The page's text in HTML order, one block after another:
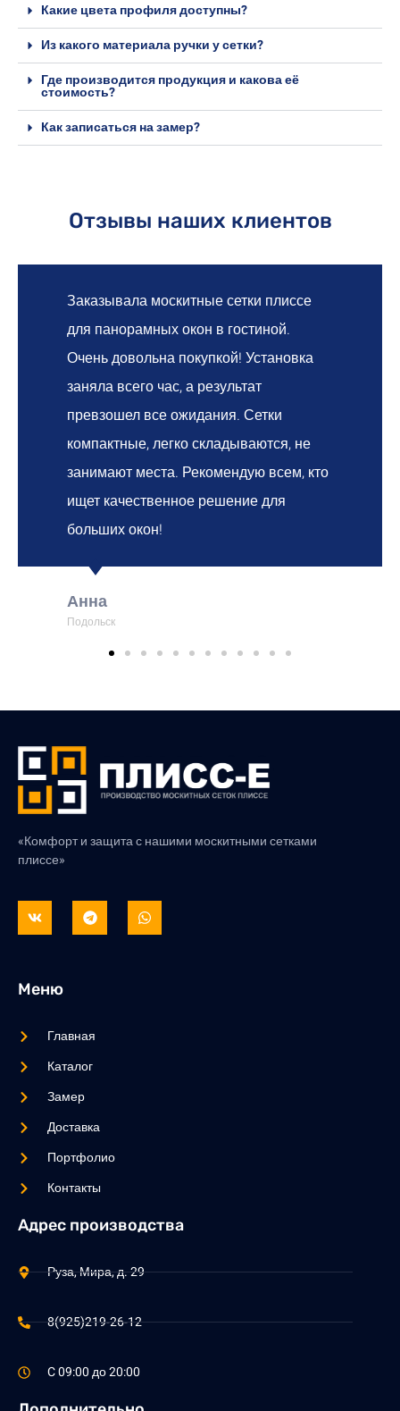
Какие цвета профиля доступны?
Из какого материала ручки у сетки?
Где производится продукция и какова её
стоимость?
Как записаться на замер?
Отзывы наших клиентов
Заказывала москитные сетки плиссе
для панорамных окон в гостиной.
Очень довольна покупкой! Установка
заняла всего час, а результат
превзошел все ожидания. Сетки
компактные, легко складываются, не
занимают места. Рекомендую всем, кто
ищет качественное решение для
больших окон!
Анна
Подольск
«Комфорт и защита с нашими москитными сетками
плиссе»
Меню
Главная
Каталог
Замер
Доставка
Портфолио
Контакты
Адрес производства
Руза, Мира, д. 29
8(925)219-26-12
C 09:00 до 20:00